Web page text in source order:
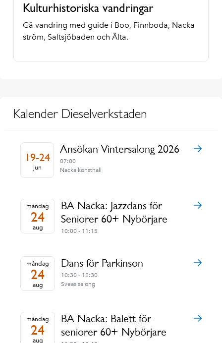
Kulturhistoriska vandringar
Gå vandring med guide i Boo, Finnboda, Nacka
ström, Saltsjöbaden och Älta.
Kalender Dieselverkstaden
19-24
jun
Ansökan Vintersalong 2026
07:00
Nacka konsthall
måndag
24
aug
BA Nacka: Jazzdans för
Seniorer 60+ Nybörjare
10:00 - 11:15
måndag
24
aug
Dans för Parkinson
10:30 - 12:30
Sveas salong
måndag
24
aug
BA Nacka: Balett för
seniorer 60+ Nybörjare